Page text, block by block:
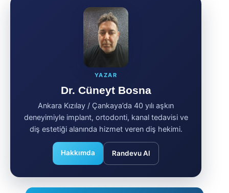
YAZAR
Dr. Cüneyt Bosna
Ankara Kızılay / Çankaya’da 40 yılı aşkın
deneyimiyle implant, ortodonti, kanal tedavisi ve
diş estetiği alanında hizmet veren diş hekimi.
Hakkımda Randevu Al